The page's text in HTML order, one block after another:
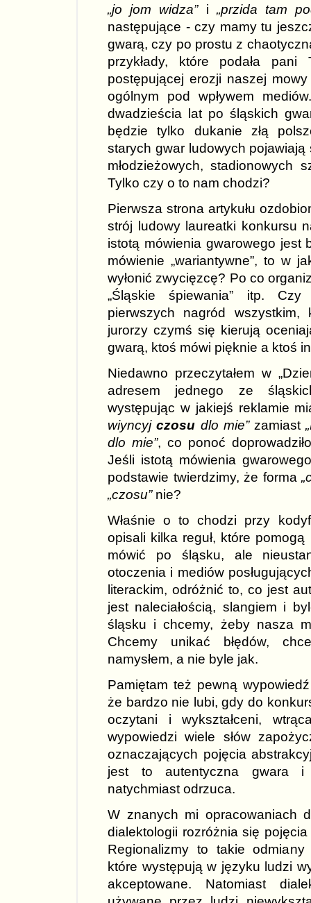
„jo jom widza”i „przida tam
następujące - czy mamy tu
gwarą, czy po prostu z
przykłady, które podała pani
postępującej erozji naszej
ogólnym pod wpływem
dwadzieścia lat po śląskich
będzie tylko dukanie złą
starych gwar ludowych
młodzieżowych, stadionowych
Tylko czy o to nam chodzi?
Pierwsza strona artykułu
strój ludowy laureatki konkursu
istotą mówienia gwarowego jest
mówienie „wariantywne”, to w
wyłonić zwycięzcę? Po co
„Śląskie śpiewania” itp.
pierwszych nagród wszystkim,
jurorzy czymś się kierują
gwarą, ktoś mówi pięknie a ktoś
Niedawno przeczytałem w
adresem jednego ze
występując w jakiejś reklamie
wiyncyjczosu dlo mie”zamiast
dlo mie”, co ponoć
Jeśli istotą mówienia
podstawie twierdzimy, że forma
„czosu”nie?
Właśnie o to chodzi przy
opisali kilka reguł, które
mówić po śląsku, ale
otoczenia i mediów
literackim, odróżnić to, co jest
jest naleciałością, slangiem i
śląsku i chcemy, żeby nasza
Chcemy unikać błędów,
namysłem, a nie byle jak.
Pamiętam też pewną
że bardzo nie lubi, gdy do
oczytani i wykształceni,
wypowiedzi wiele słów
oznaczających pojęcia
jest to autentyczna gwara
natychmiast odrzuca.
W znanych mi opracowaniach
dialektologii rozróżnia się
Regionalizmy to takie
które występują w języku ludzi
akceptowane. Natomiast